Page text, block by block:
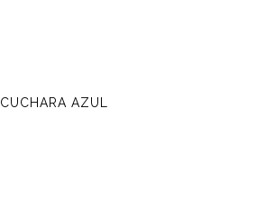
CUCHARA AZUL